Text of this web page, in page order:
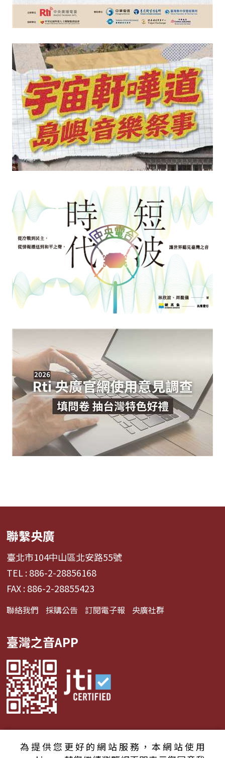
聯繫央廣
臺北市104中山區北安路55號
TEL : 886-2-28856168
FAX : 886-2-28855423
聯絡我們 採購公告 訂閱電子報 央廣社群
臺灣之音APP
為提供您更好的網站服務，本網站使用